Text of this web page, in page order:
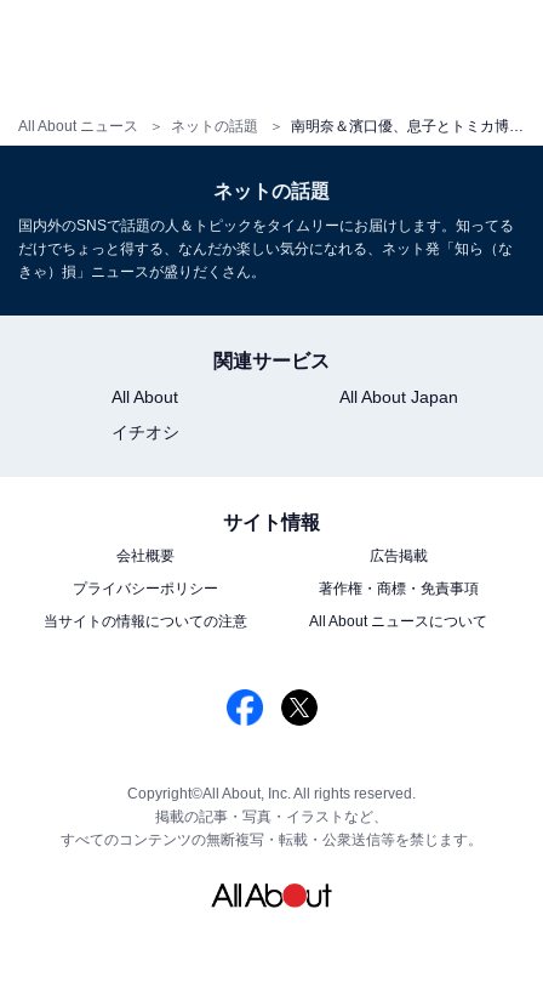
All About ニュース ネットの話題
ネットの話題
国内外のSNSで話題の人＆トピックをタイムリーにお届けします。知ってる
だけでちょっと得する、なんだか楽しい気分になれる、ネット発「知ら（な
きゃ）損」ニュースが盛りだくさん。
関連サービス
All About
All About Japan
イチオシ
サイト情報
会社概要
広告掲載
プライバシーポリシー
著作権・商標・免責事項
当サイトの情報についての注意
All About ニュースについて
Copyright©All About, Inc. All rights reserved.
掲載の記事・写真・イラストなど、
すべてのコンテンツの無断複写・転載・公衆送信等を禁じます。